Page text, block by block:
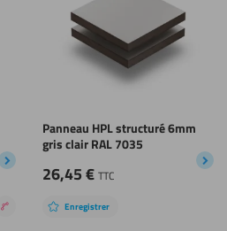
Panneau HPL structuré 6mm
gris clair RAL 7035
26,45€ TTC
RevêtementEnregistrer